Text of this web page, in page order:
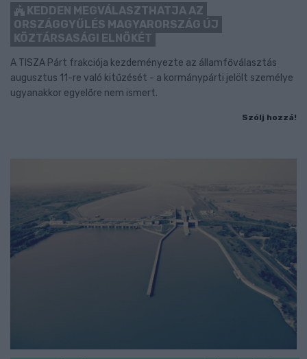
KEDDEN MEGVÁLASZTHATJA AZ
ORSZÁGGYŰLÉS MAGYARORSZÁG ÚJ
KÖZTÁRSASÁGI ELNÖKÉT
A TISZA Párt frakciója kezdeményezte az államfőválasztás
augusztus 11-re való kitűzését - a kormánypárti jelölt személye
ugyanakkor egyelőre nem ismert.
Szólj hozzá!